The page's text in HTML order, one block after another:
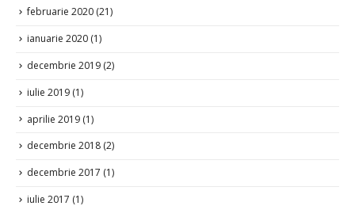
februarie 2020 (21)
ianuarie 2020 (1)
decembrie 2019 (2)
iulie 2019 (1)
aprilie 2019 (1)
decembrie 2018 (2)
decembrie 2017 (1)
iulie 2017 (1)